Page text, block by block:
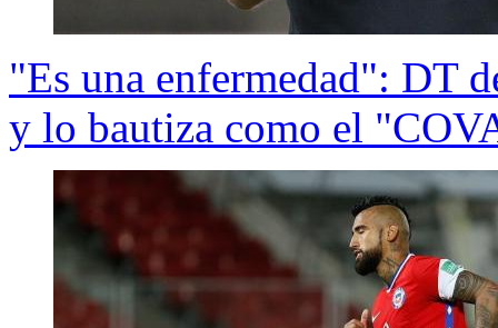
"Es una enfermedad": DT
y lo bautiza como el